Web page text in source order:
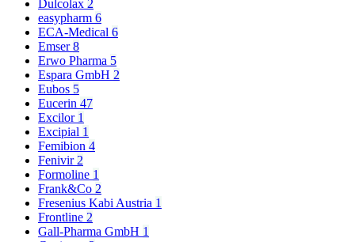
Dulcolax 2
easypharm 6
ECA-Medical 6
Emser8
Erwo Pharma 5
Espara GmbH 2
Eubos 5
Eucerin 47
Excilor 1
Excipial 1
Femibion 4
Fenivir 2
Formoline 1
Frank&Co 2
Fresenius Kabi Austria 1
Frontline 2
Gall-Pharma GmbH 1